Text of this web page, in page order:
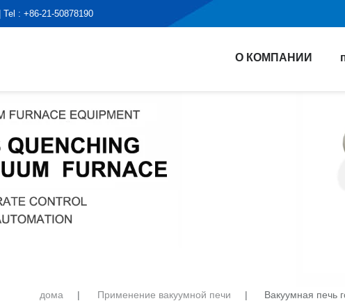
| Tel : +86-21-50878190
О КОМПАНИИ
дома Применение вакуумной печи Вакуумная печь